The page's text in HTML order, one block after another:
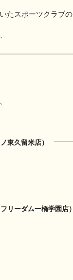
たスポーツクラブの
東久留米店）
リーダム一橋学園店）